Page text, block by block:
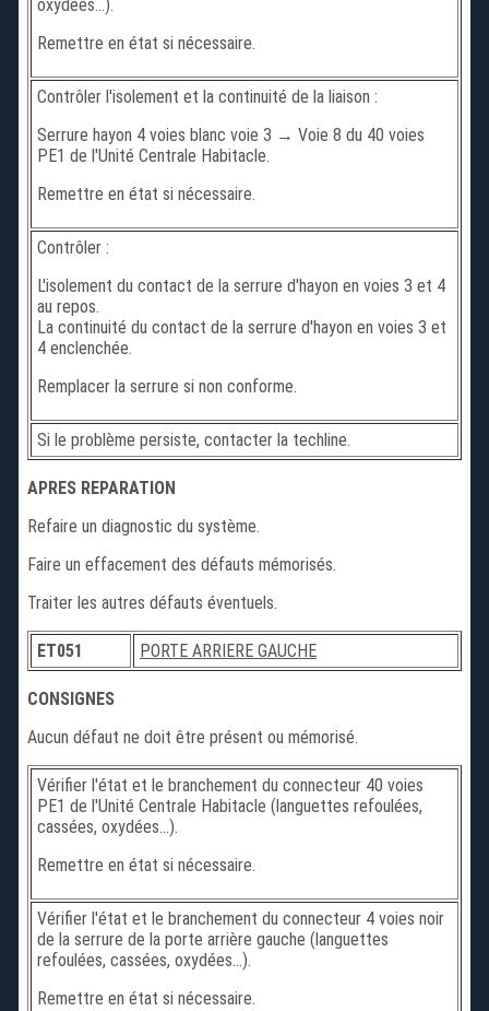
oxydées...).
Remettre en état si nécessaire.
Contrôler l'isolement et la continuité de la liaison :
Serrure hayon 4 voies blanc voie 3 → Voie 8 du 40 voies
PE1 de l'Unité Centrale Habitacle.
Remettre en état si nécessaire.
Contrôler :
L'isolement du contact de la serrure d'hayon en voies 3 et 4
au repos.
La continuité du contact de la serrure d'hayon en voies 3 et
4 enclenchée.
Remplacer la serrure si non conforme.
Si le problème persiste, contacter la techline.
APRES REPARATION
Refaire un diagnostic du système.
Faire un effacement des défauts mémorisés.
Traiter les autres défauts éventuels.
ET051 PORTE ARRIERE GAUCHE
CONSIGNES
Aucun défaut ne doit être présent ou mémorisé.
Vérifier l'état et le branchement du connecteur 40 voies
PE1 de l'Unité Centrale Habitacle (languettes refoulées,
cassées, oxydées...).
Remettre en état si nécessaire.
Vérifier l'état et le branchement du connecteur 4 voies noir
de la serrure de la porte arrière gauche (languettes
refoulées, cassées, oxydées...).
Remettre en état si nécessaire.